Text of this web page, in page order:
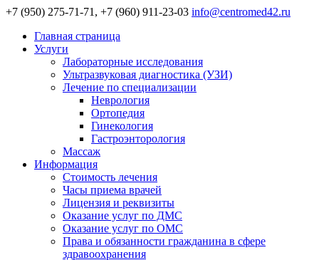
+7 (950) 275-71-71, +7 (960) 911-23-03 info@centromed42.ru
Главная страница
Услуги
Лабораторные исследования
Ультразвуковая диагностика (УЗИ)
Лечение по специализации
Неврология
Ортопедия
Гинекология
Гастроэнторология
Массаж
Информация
Стоимость лечения
Часы приема врачей
Лицензия и реквизиты
Оказание услуг по ДМС
Оказание услуг по ОМС
Права и обязанности гражданина в сфере
здравоохранения